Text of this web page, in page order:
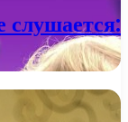
слушается: